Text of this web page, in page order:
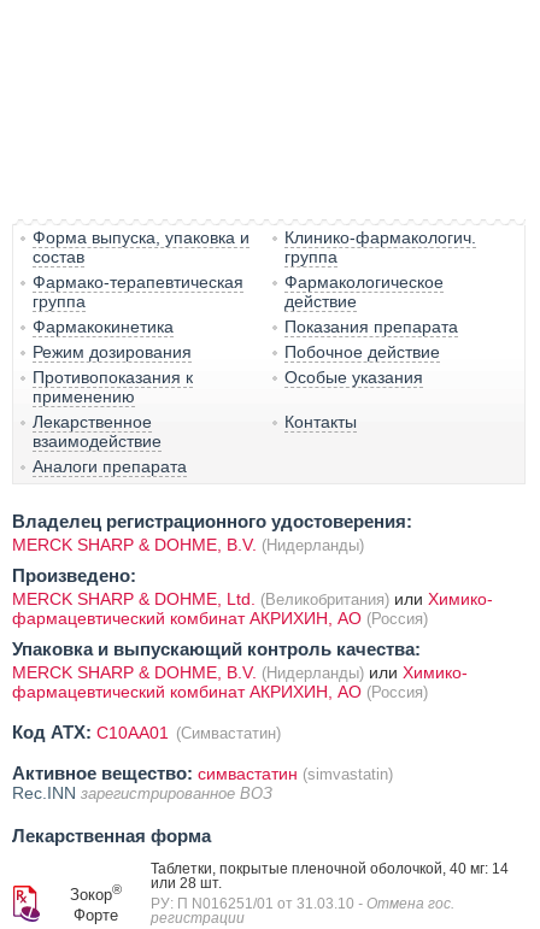
Форма выпуска, упаковка и
состав
Клинико-фармакологич.
группа
Фармако-терапевтическая
группа
Фармакологическое
действие
Фармакокинетика
Показания препарата
Режим дозирования
Побочное действие
Противопоказания к
применению
Особые указания
Лекарственное
взаимодействие
Контакты
Аналоги препарата
Владелец регистрационного удостоверения:
MERCK SHARP & DOHME, B.V. (Нидерланды)
Произведено:
MERCK SHARP & DOHME, Ltd. (Великобритания) или Химико-
фармацевтический комбинат АКРИХИН, АО (Россия)
Упаковка и выпускающий контроль качества:
MERCK SHARP & DOHME, B.V. (Нидерланды) или Химико-
фармацевтический комбинат АКРИХИН, АО (Россия)
Код ATX: C10AA01 (Симвастатин)
Активное вещество: симвастатин (simvastatin)
Rec.INN зарегистрированное ВОЗ
Лекарственная форма
Зокор®
Форте
Таблетки, покрытые пленочной оболочкой, 40 мг: 14
или 28 шт.
РУ: П N016251/01 от 31.03.10 - Отмена гос.
регистрации